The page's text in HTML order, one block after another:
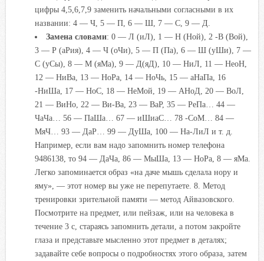
цифры 4,5,6,7,9 заменить начальными согласными в их
названии: 4 — Ч, 5 — П, 6 — Ш, 7 — С, 9 — Д.
Замена словами: 0 — Л (иЛ), 1 — Н (Ной), 2 -В (Вой),
3 — Р (аРия), 4 — Ч (оЧи), 5 — П (Па), 6 — Ш (уШи), 7 —
С (уСы), 8 — М (яМа), 9 — Д(яД), 10 — НиЛ, 11 — НеоН,
12 — НиВа, 13 — НоРа, 14 — НоЧь, 15 — аНаПа, 16
-НиШа, 17 — НоС, 18 — НеМой, 19 — АНоД, 20 — ВоЛ,
21 — ВиНо, 22 — Ви-Ва, 23 — ВаР, 35 — РеПа… 44 —
ЧаЧа… 56 — ПаШа… 67 — иШиаС… 78 -СоМ… 84 —
МяЧ… 93 — ДаР… 99 — ДуШа, 100 — На-ЛиЛ и т. д.
Например, если вам надо запомнить номер телефона
9486138, то 94 — ДаЧа, 86 — МыШа, 13 — НоРа, 8 — яМа.
Легко запоминается образ «на даче мышь сделала нору и
яму», — этот номер вы уже не перепутаете. 8. Метод
тренировки зрительной памяти — метод Айвазовского.
Посмотрите на предмет, или пейзаж, или на человека в
течение 3 с, стараясь запомнить детали, а потом закройте
глаза и представьте мысленно этот предмет в деталях;
задавайте себе вопросы о подробностях этого образа, затем